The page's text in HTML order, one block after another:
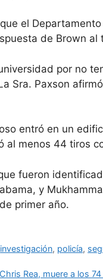
el
de Brown al
por no
Sra. Paxson
entró en un
al menos 44 tiros
fueron
y
primer año.
investigación, policía,
Rea, muere a los 74